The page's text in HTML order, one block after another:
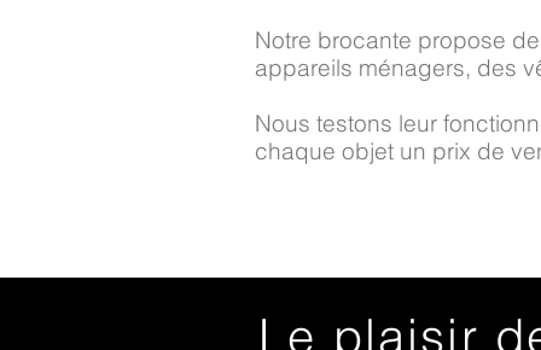
Notre brocante propose
appareils ménagers, des
Nous testons leur
chaque objet un prix de
Le plaisir